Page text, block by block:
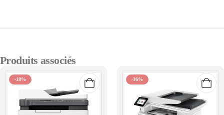
Produits associés
-18% -36%